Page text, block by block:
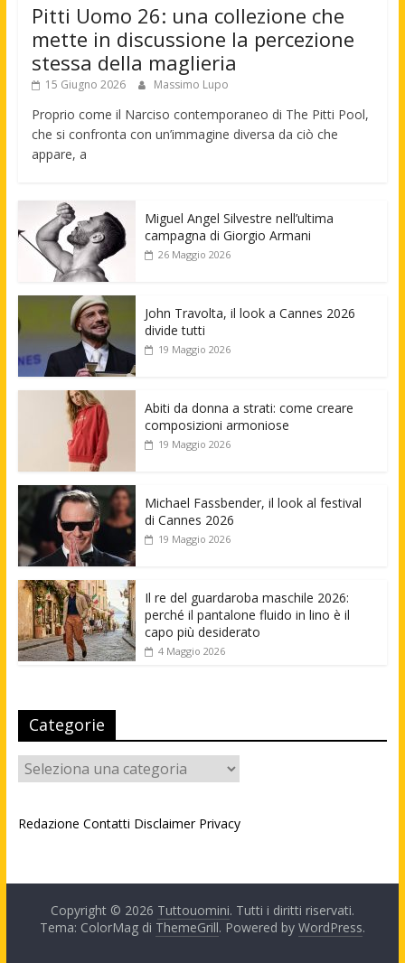
Pitti Uomo 26: una collezione che
mette in discussione la percezione
stessa della maglieria
15 Giugno 2026 Massimo Lupo
Proprio come il Narciso contemporaneo di The Pitti Pool,
che si confronta con un’immagine diversa da ciò che
appare, a
Miguel Angel Silvestre nell’ultima
campagna di Giorgio Armani
26 Maggio 2026
John Travolta, il look a Cannes 2026
divide tutti
19 Maggio 2026
Abiti da donna a strati: come creare
composizioni armoniose
19 Maggio 2026
Michael Fassbender, il look al festival
di Cannes 2026
19 Maggio 2026
Il re del guardaroba maschile 2026:
perché il pantalone fluido in lino è il
capo più desiderato
4 Maggio 2026
Categorie
Categorie
Redazione Contatti Disclaimer Privacy
Copyright © 2026 Tuttouomini. Tutti i diritti riservati.
Tema: ColorMag di ThemeGrill. Powered by WordPress.